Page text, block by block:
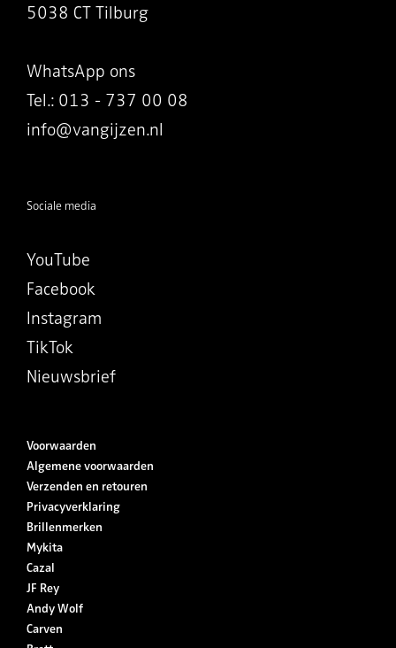
5038 CT Tilburg
WhatsApp ons
Tel.: 013 - 737 00 08
info@vangijzen.nl
Sociale media
YouTube
Facebook
Instagram
TikTok
Nieuwsbrief
Voorwaarden
Algemene voorwaarden
Verzenden en retouren
Privacyverklaring
Brillenmerken
Mykita
Cazal
JF Rey
Andy Wolf
Carven